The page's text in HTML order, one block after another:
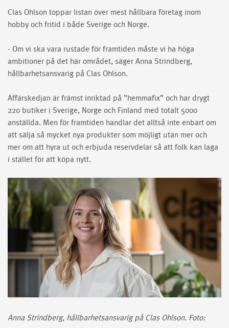
Clas Ohlson toppar listan över mest hållbara företag inom
hobby och fritid i både Sverige och Norge.
- Om vi ska vara rustade för framtiden måste vi ha höga
ambitioner på det här området, säger Anna Strindberg,
hållbarhetsansvarig på Clas Ohlson.
Affärskedjan är främst inriktad på ”hemmafix” och har drygt
220 butiker i Sverige, Norge och Finland med totalt 5000
anställda. Men för framtiden handlar det alltså inte enbart om
att sälja så mycket nya produkter som möjligt utan mer och
mer om att hyra ut och erbjuda reservdelar så att folk kan laga
i stället för att köpa nytt.
Anna Strindberg, hållbarhetsansvarig på Clas Ohlson. Foto: